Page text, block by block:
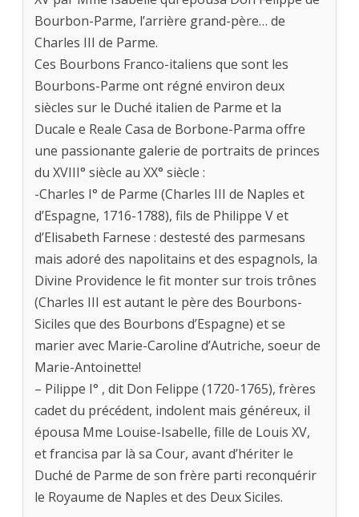
Bourbon-Parme, l’arrière grand-père… de
Charles III de Parme.
Ces Bourbons Franco-italiens que sont les
Bourbons-Parme ont régné environ deux
siècles sur le Duché italien de Parme et la
Ducale e Reale Casa de Borbone-Parma offre
une passionante galerie de portraits de princes
du XVIII° siècle au XX° siècle :
-Charles I° de Parme (Charles III de Naples et
d’Espagne, 1716-1788), fils de Philippe V et
d’Elisabeth Farnese : destesté des parmesans
mais adoré des napolitains et des espagnols, la
Divine Providence le fit monter sur trois trônes
(Charles III est autant le père des Bourbons-
Siciles que des Bourbons d’Espagne) et se
marier avec Marie-Caroline d’Autriche, soeur de
Marie-Antoinette!
– Pilippe I° , dit Don Felippe (1720-1765), frères
cadet du précédent, indolent mais généreux, il
épousa Mme Louise-Isabelle, fille de Louis XV,
et francisa par là sa Cour, avant d’hériter le
Duché de Parme de son frère parti reconquérir
le Royaume de Naples et des Deux Siciles.